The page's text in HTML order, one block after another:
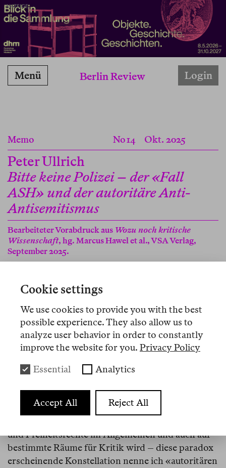
ANZEIGE
Berlin Review
Menü Login
Memo No 14 Okt. 2025
Peter Ullrich
Bitte keine Polizei – der «Fall
ASH» und der autoritäre Anti-
Antisemitismus
Bearbeiteter Vorabdruck aus Wozu noch kritische
Wissenschaft, hg. Marcus Hawel et al., VSA Verlag,
September 2025.
Wissenschaftsfreiheit – so wenig sie jemals
emphatisch verwirklicht war – steht unter Druck,
zumal für gesellschaftskritische Perspektiven.
Gegenwärtig befinden wir uns in der verstörenden
Situation, dass ein fortschrittliches und
verunstalteter Form zum Katalysator andauernder
und Freiheitsrechte im Allgemeinen und auch auf
bestimmte Räume für Kritik wird – diese paradox
erscheinende Konstellation nenne ich «autoritären
Cookie settings
We use cookies to provide you with the best
possible experience. They also allow us to
analyze user behavior in order to constantly
improve the website for you. Privacy Policy
Essential Analytics
Accept All Reject All